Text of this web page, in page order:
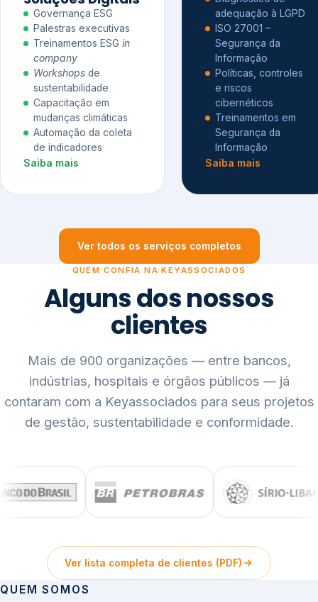
Governança ESG
Palestras executivas
Treinamentos ESG in
company
Workshops de
sustentabilidade
Capacitação em
mudanças climáticas
Automação da coleta
de indicadores
Saiba mais
adequação à LGPD
ISO 27001 –
Segurança da
Informação
Políticas, controles
e riscos
cibernéticos
Treinamentos em
Segurança da
Informação
Saiba mais
Ver todos os serviços completos
QUEM CONFIA NA KEYASSOCIADOS
Alguns dos nossos
clientes
Mais de 900 organizações — entre bancos,
indústrias, hospitais e órgãos públicos — já
contaram com a Keyassociados para seus projetos
de gestão, sustentabilidade e conformidade.
Ver lista completa de clientes (PDF)
QUEM SOMOS